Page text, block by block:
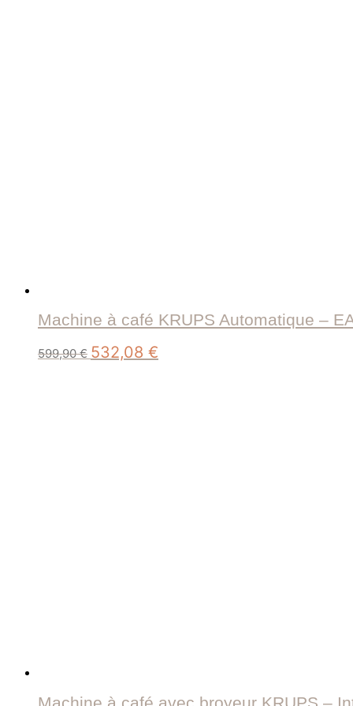
Machine à café KRUPS Automatique –
599,90€ Le
prix
532,08 €
prix
Machine à café avec broyeur KRUPS –